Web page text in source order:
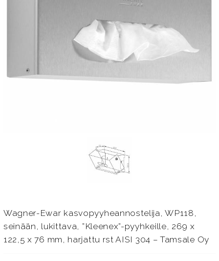
Wagner-Ewar kasvopyyheannostelija, WP118,
seinään, lukittava, ”Kleenex”-pyyhkeille, 269 x
122,5 x 76 mm, harjattu rst AISI 304 – Tamsale Oy